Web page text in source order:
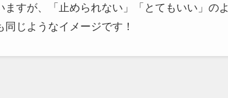
すが、「止められない」「とてもいい」のよ
じようなイメージです！